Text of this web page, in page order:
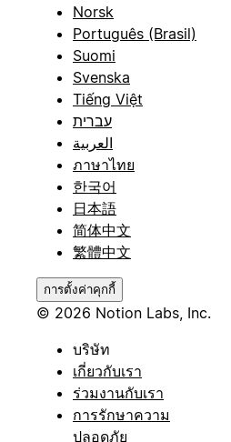
Norsk
Português (Brasil)
Suomi
Svenska
Tiếng Việt
עברית
العربية
ภาษาไทย
한국어
日本語
简体中文
繁體中文
การตั้งค่าคุกกี้
© 2026 Notion Labs, Inc.
บริษัท
เกี่ยวกับเรา
ร่วมงานกับเรา
การรักษาความ
ปลอดภัย